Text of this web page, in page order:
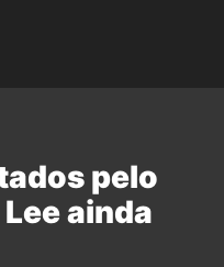
pelo
ainda